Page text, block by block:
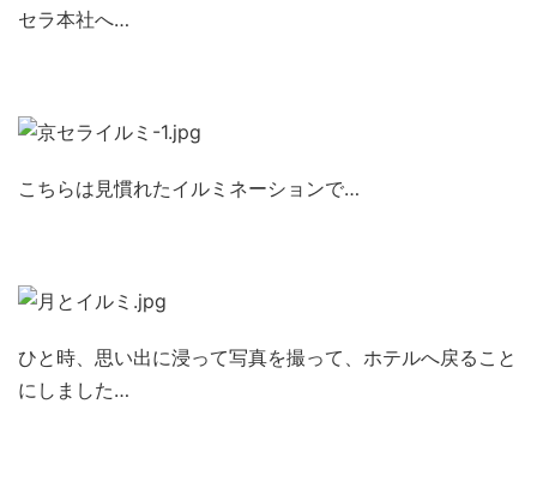
セラ本社へ…
こちらは見慣れたイルミネーションで…
ひと時、思い出に浸って写真を撮って、ホテルへ戻ること
にしました…